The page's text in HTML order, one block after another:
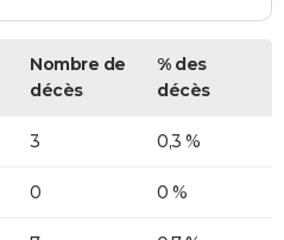
Nombre de
décès
% des
décès
3 0,3 %
0 0 %